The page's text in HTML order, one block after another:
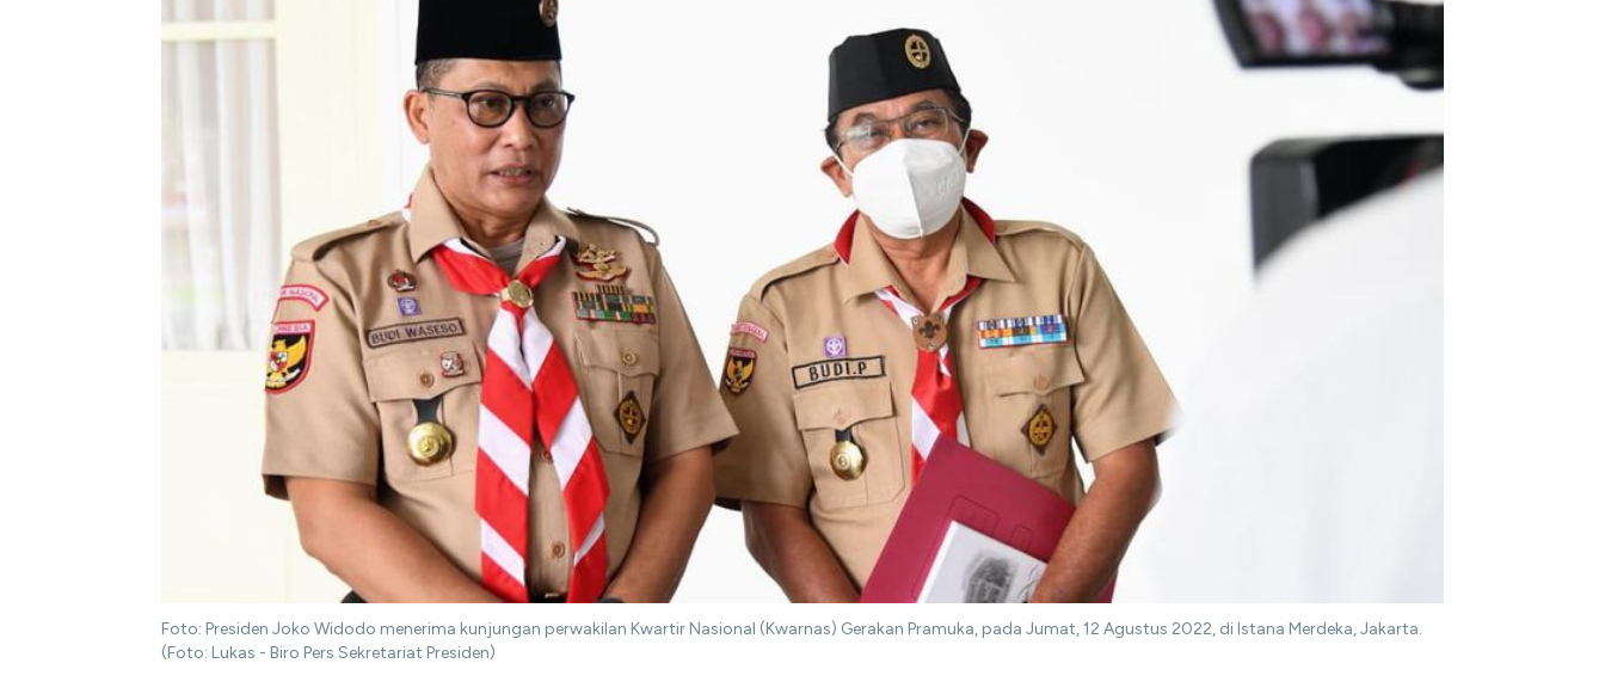
Foto: Presiden Joko Widodo menerima kunjungan perwakilan Kwartir Nasional (Kwarnas) Gerakan Pramuka, pada Jumat, 12 Agustus 2022, di Istana Merdeka, Jakarta.
(Foto: Lukas - Biro Pers Sekretariat Presiden)